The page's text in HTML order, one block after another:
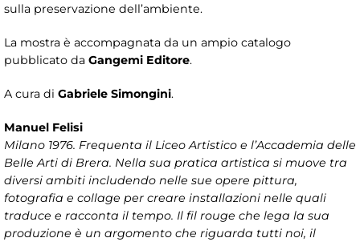
sulla preservazione dell’ambiente.
La mostra è accompagnata da un ampio catalogo
pubblicato da Gangemi Editore.
A cura di Gabriele Simongini.
Manuel Felisi
Milano 1976. Frequenta il Liceo Artistico e l’Accademia delle
Belle Arti di Brera. Nella sua pratica artistica si muove tra
diversi ambiti includendo nelle sue opere pittura,
fotografia e collage per creare installazioni nelle quali
traduce e racconta il tempo. Il fil rouge che lega la sua
produzione è un argomento che riguarda tutti noi, il